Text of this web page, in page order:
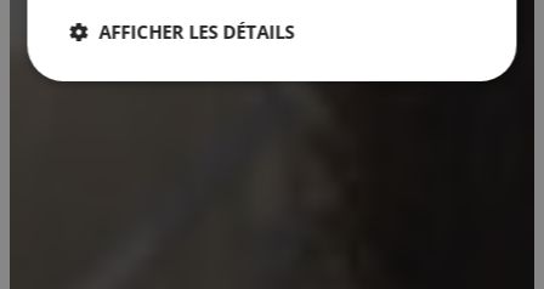
AFFICHER LES DÉTAILS